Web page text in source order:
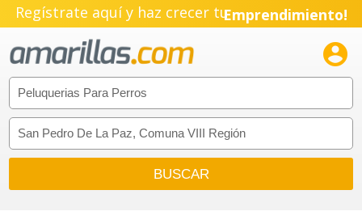
Regístrate aquí y haz crecer tuEmprendimiento!
